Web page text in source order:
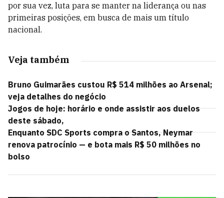
por sua vez, luta para se manter na liderança ou nas
primeiras posições, em busca de mais um título
nacional.
Veja também
Bruno Guimarães custou R$ 514 milhões ao Arsenal;
veja detalhes do negócio
Jogos de hoje: horário e onde assistir aos duelos
deste sábado,
Enquanto SDC Sports compra o Santos, Neymar
renova patrocínio — e bota mais R$ 50 milhões no
bolso